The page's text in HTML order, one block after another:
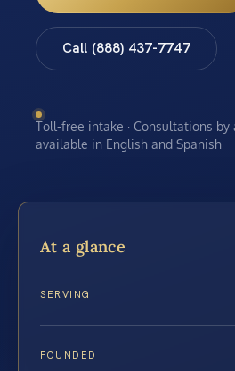
Call (888) 437-7747
Toll-free intake · Consultations by
available in English and Spanish
At a glance
SERVING
FOUNDED